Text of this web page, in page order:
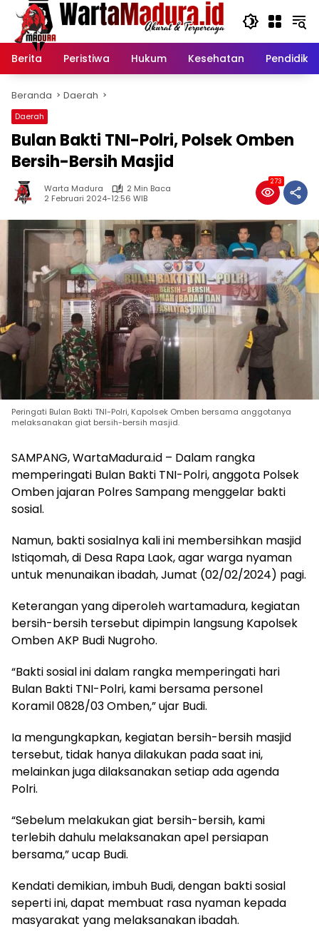
Langsung
konten
Berita
Peristiwa Hukum Kesehatan
Beranda Daerah
Daerah
Bulan Bakti TNI-Polri, Polsek Omben
Bersih-Bersih Masjid
Warta Madura
2 Min Baca
2 Februari 2024-12:56 WIB
273
Peringati Bulan Bakti TNI-Polri, Kapolsek Omben bersama anggotanya
melaksanakan giat bersih-bersih masjid.
SAMPANG, WartaMadura.id – Dalam rangka
memperingati Bulan Bakti TNI-Polri, anggota Polsek
Omben jajaran Polres Sampang menggelar bakti
sosial.
Namun, bakti sosialnya kali ini membersihkan masjid
Istiqomah, di Desa Rapa Laok, agar warga nyaman
untuk menunaikan ibadah, Jumat (02/02/2024) pagi.
Keterangan yang diperoleh wartamadura, kegiatan
bersih-bersih tersebut dipimpin langsung Kapolsek
Omben AKP Budi Nugroho.
“Bakti sosial ini dalam rangka memperingati hari
Bulan Bakti TNI-Polri, kami bersama personel
Koramil 0828/03 Omben,” ujar Budi.
Ia mengungkapkan, kegiatan bersih-bersih masjid
tersebut, tidak hanya dilakukan pada saat ini,
melainkan juga dilaksanakan setiap ada agenda
Polri.
“Sebelum melakukan giat bersih-bersih, kami
terlebih dahulu melaksanakan apel persiapan
bersama,” ucap Budi.
Kendati demikian, imbuh Budi, dengan bakti sosial
seperti ini, dapat membuat rasa nyaman kepada
masyarakat yang melaksanakan ibadah.